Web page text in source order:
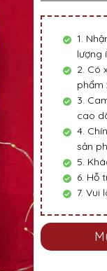
1.
lượng
2. Có
phẩm
3.
cao
4.
sản
5.
6. Hỗ
7. Vui